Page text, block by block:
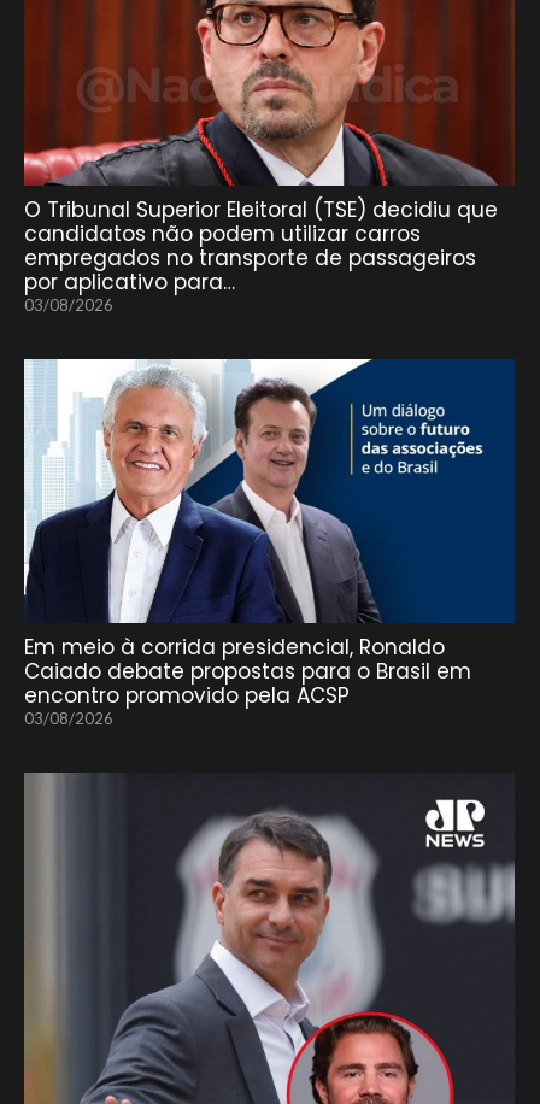
O Tribunal Superior Eleitoral (TSE) decidiu que
candidatos não podem utilizar carros
empregados no transporte de passageiros
por aplicativo para…
03/08/2026
Em meio à corrida presidencial, Ronaldo
Caiado debate propostas para o Brasil em
encontro promovido pela ACSP
03/08/2026